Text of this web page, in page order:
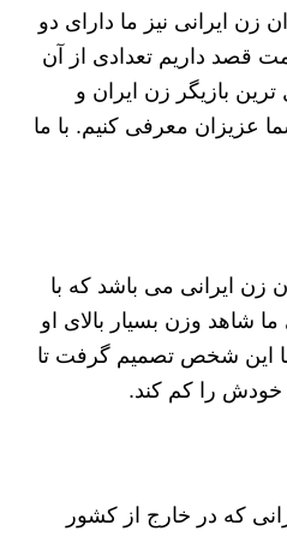
زن ایرانی نیز ما دارای دو
قصد داریم تعدادی از آن
بازیگر زن ایران و
عزیزان معرفی کنیم. با ما
زن ایرانی می باشد که با
شاهد وزن بسیار بالای او
این شخص تصمیم گرفت تا
خودش را کم کند.
که در خارج از کشور